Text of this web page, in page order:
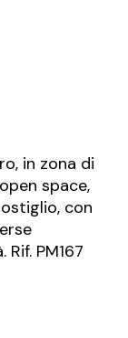
in zona di
space,
con
PM167